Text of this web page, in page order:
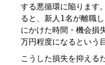
する悪循環に陥ります
ると、新人1名が離職
にかけた時間・機会損
万円程度になるという
こうした損失を抑える